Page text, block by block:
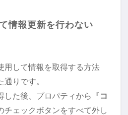
情報更新を行わない
用して情報を取得する方法
りです。
した後、プロパティから『コ
チェックボタンをすべて外し